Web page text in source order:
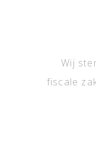
Wij
fiscale